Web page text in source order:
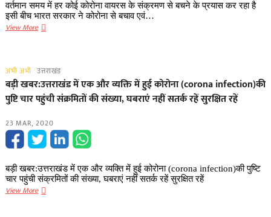
रहे
हैं
लोगों
इस
मां
ने
पुत्र
की
स्मृति
में
प्रशासन
को
आर्थिक
वर्तमान समय में हर कोई कोरोना वायरस के संक्रमण से बचने के प्रयास कर रहा है
इसी बीच भारत सरकार ने कोरोना से बचाव एवं…
View Moreभारत
Kavach
ऐप,
अब
जानें
आपके
आसपास
संक्रमण
का
स्तर
अभी अभी उत्तराखंड
बड़ी खबर:उत्तराखंड में एक और व्यक्ति में हुई कोरोना (corona infection)की
पुष्टि चार पहुंची संक्रमितों की संख्या, घबराएं नहीं सतर्क रहें सुरक्षित रहें
23 MAR, 2020
बड़ी खबर:उत्तराखंड में एक और व्यक्ति में हुई कोरोना (corona infection)की पुष्टि
चार पहुंची संक्रमितों की संख्या, घबराएं नहीं सतर्क रहें सुरक्षित रहें
View Moreबड़ी